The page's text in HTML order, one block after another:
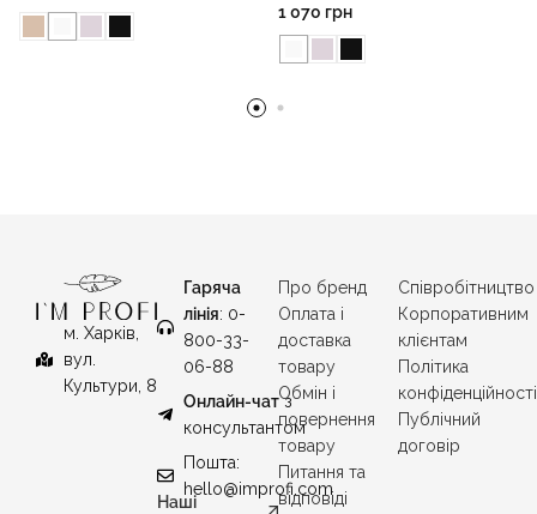
1 070 грн
м. Харків,
вул.
Культури, 8
Гаряча
лінія: 0-
800-33-
06-88
Онлайн-чатз
консультантом
Пошта:
hello@improfi.com
Наші
Про бренд
Оплата і
доставка
товару
Обмін і
повернення
товару
Питання та
відповіді
Співробітництво
Корпоративним
клієнтам
Політика
конфіденційності
Публічний
договір